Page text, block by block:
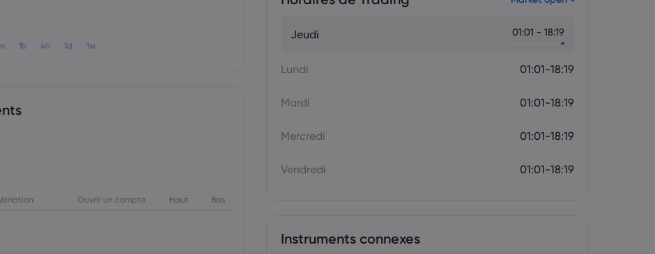
1h 4h 1d 1w
Ouvrir un compte Haut Bas
Jeudi 01:01 - 18:19
Lundi 01:01-18:19
Mardi 01:01-18:19
Mercredi 01:01-18:19
Vendredi 01:01-18:19
Instruments connexes